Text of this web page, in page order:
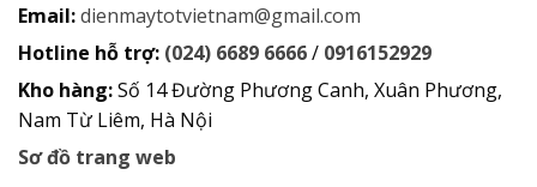
Email:dienmaytotvietnam@gmail.com
Hotline hỗ trợ: (024) 6689 6666/ 0916152929
Kho hàng:Số 14 Đường Phương Canh, Xuân Phương,
Nam Từ Liêm, Hà Nội
Sơ đồ trang web